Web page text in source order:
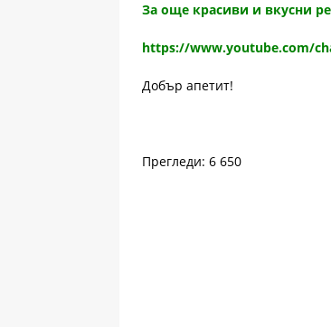
За още красиви и вкусни
https://www.youtube.com/
Добър апетит!
Прегледи: 6 650